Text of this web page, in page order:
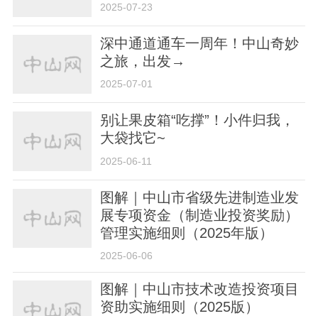
2025-07-23
深中通道通车一周年！中山奇妙
之旅，出发→
2025-07-01
别让果皮箱“吃撑”！小件归我，
大袋找它~
2025-06-11
图解｜中山市省级先进制造业发
展专项资金（制造业投资奖励）
管理实施细则（2025年版）
2025-06-06
图解｜中山市技术改造投资项目
资助实施细则（2025版）